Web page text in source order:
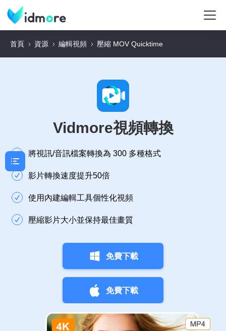
首頁 資源 編輯視頻 壓縮 MOV Quicktime
Vidmore視頻轉換
將視訊/音訊檔案轉換為 300 多種格式
影片轉換速度提升50倍
使用內建編輯工具個性化視頻
壓縮影片大小並保持最佳畫質
免費下載
免費下載